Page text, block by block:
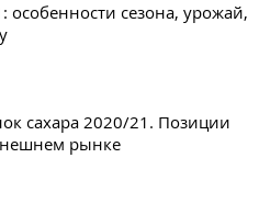
особенности сезона, урожай,
сахара 2020/21. Позиции
рынке